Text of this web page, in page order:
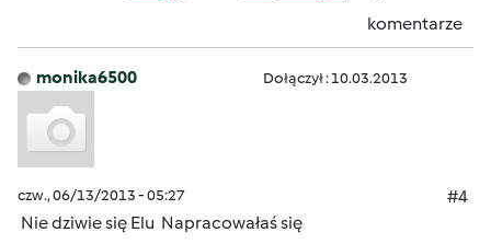
komentarze
monika6500 Dołączył : 10.03.2013
czw., 06/13/2013 - 05:27
#4
Nie dziwie się Elu Napracowałaś się